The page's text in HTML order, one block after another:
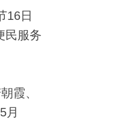
16日
民服务
霞、
月